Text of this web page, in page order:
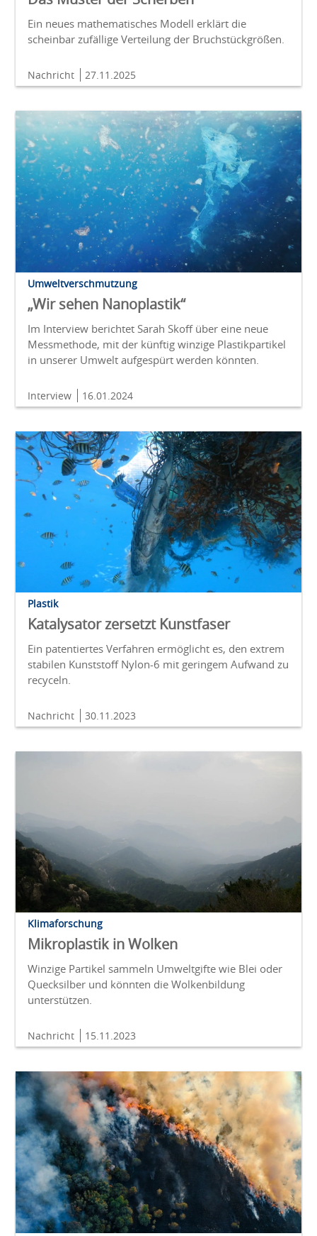
Ein neues mathematisches Modell erklärt die
scheinbar zufällige Verteilung der Bruchstückgrößen.
Nachricht 27.11.2025
Umweltverschmutzung
„Wir sehen Nanoplastik“
Im Interview berichtet Sarah Skoff über eine neue
Messmethode, mit der künftig winzige Plastikpartikel
in unserer Umwelt aufgespürt werden könnten.
Interview 16.01.2024
Plastik
Katalysator zersetzt Kunstfaser
Ein patentiertes Verfahren ermöglicht es, den extrem
stabilen Kunststoff Nylon-6 mit geringem Aufwand zu
recyceln.
Nachricht 30.11.2023
Klimaforschung
Mikroplastik in Wolken
Winzige Partikel sammeln Umweltgifte wie Blei oder
Quecksilber und könnten die Wolkenbildung
unterstützen.
Nachricht 15.11.2023